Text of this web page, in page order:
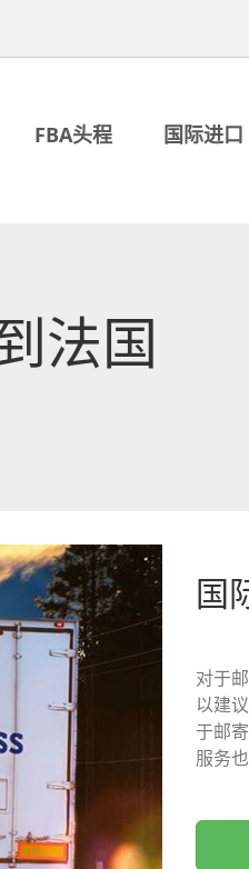
FBA头程 国际进口
法国
国
对于
以建
于邮
服务